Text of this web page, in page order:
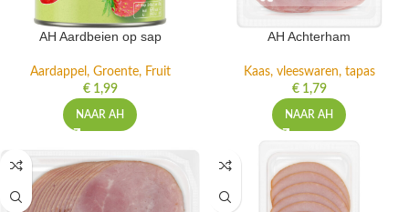
AH Aardbeien op sap
Aardappel, Groente, Fruit
€1,99
NAAR AH
AH Achterham
Kaas, vleeswaren, tapas
€1,79
NAAR AH